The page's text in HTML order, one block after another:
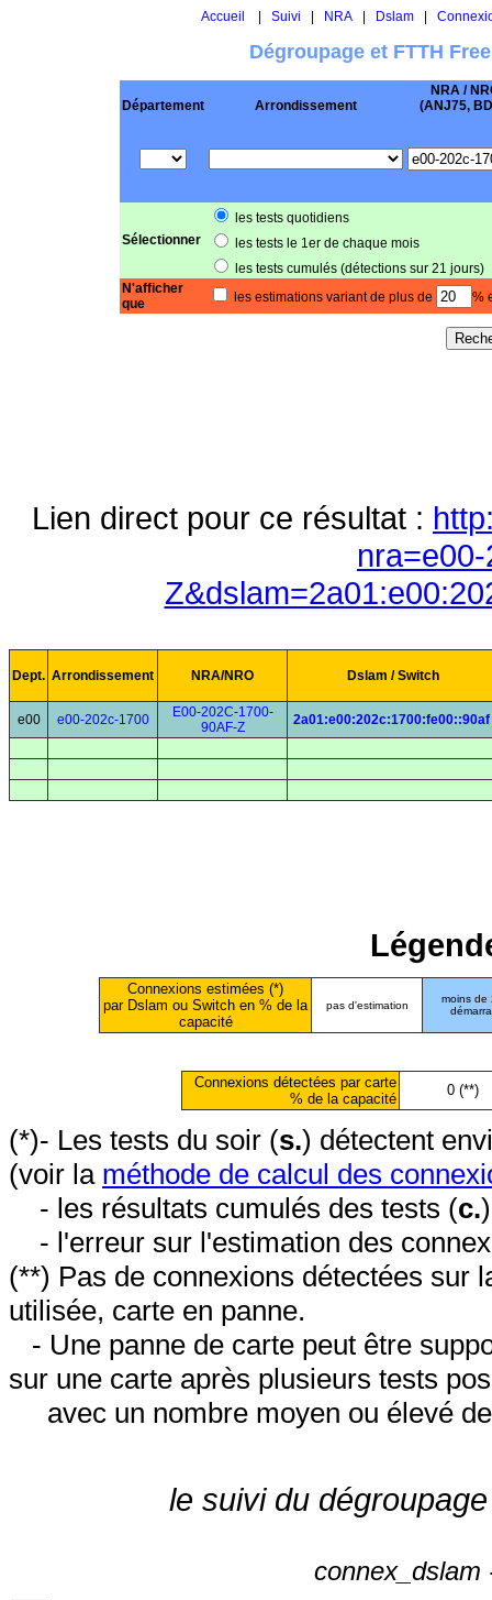
Accueil Suivi NRA| Dslam|
Dégroupage et FTTH
Département Arrondissement
NRA /
(ANJ75,
Sélectionner
les tests quotidiens
les tests le 1er de chaque mois
les tests cumulés (détections sur 21 jours)
N'afficher
que
les estimations variant de plus de %
Lien direct pour ce résultat :
Dept. Arrondissement NRA/NRO Dslam / Switch
e00 e00-202c-1700
E00-202C-1700-
90AF-Z
2a01:e00:202c:1700:fe00::90af
Connexions estimées (*)
par Dslam ou Switch en % de la
capacité
pas d'estimation
moins de
Connexions détectées par carte
% de la capacité
0 (**)
(*)- Les tests du soir (s.) détectent
(voir la méthode de calcul des
- les résultats cumulés des tests (c.
- l'erreur sur l'estimation des
(**) Pas de connexions détectées sur
utilisée, carte en panne.
- Une panne de carte peut être
sur une carte après plusieurs tests
avec un nombre moyen ou élevé
le suivi du
connex_dslam